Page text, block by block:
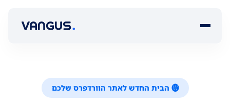
🅦 הבית החדש לאתר הוורדפרס שלכם